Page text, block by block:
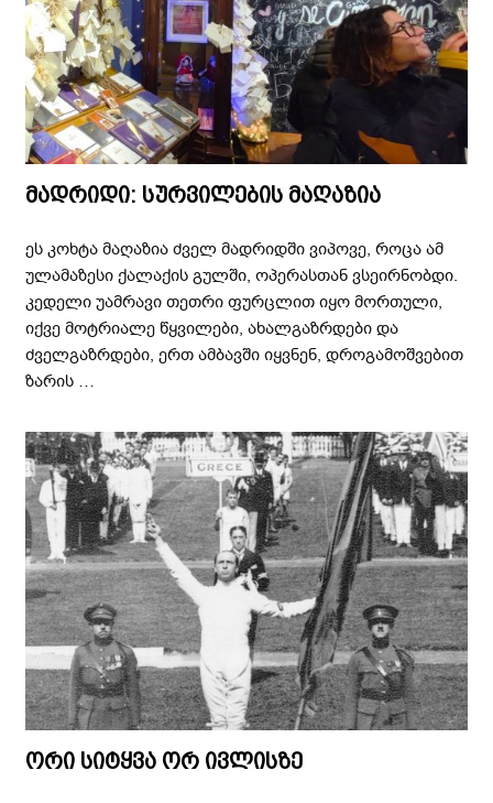
მადრიდი: სურვილების მაღაზია
ეს კოხტა მაღაზია ძველ მადრიდში ვიპოვე, როცა ამ
ულამაზესი ქალაქის გულში, ოპერასთან ვსეირნობდი.
კედელი უამრავი თეთრი ფურცლით იყო მორთული,
იქვე მოტრიალე წყვილები, ახალგაზრდები და
ძველგაზრდები, ერთ ამბავში იყვნენ, დროგამოშვებით
ზარის …
ორი სიტყვა ორ ივლისზე